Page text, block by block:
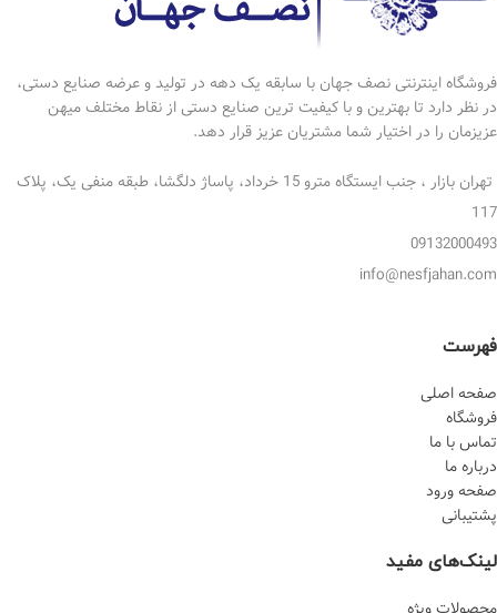
فروشگاه اینترنتی نصف جهان با سابقه یک دهه در تولید و عرضه صنایع دستی،
در نظر دارد تا بهترین و با کیفیت ترین صنایع دستی از نقاط مختلف میهن
عزیزمان را در اختیار شما مشتریان عزیز قرار دهد.
تهران بازار ، جنب ایستگاه مترو 15 خرداد، پاساژ دلگشا، طبقه منفی یک، پلاک
117
09132000493
info@nesfjahan.com
فهرست
صفحه اصلی
فروشگاه
تماس با ما
درباره ما
صفحه ورود
پشتیبانی
لینک‌های مفید